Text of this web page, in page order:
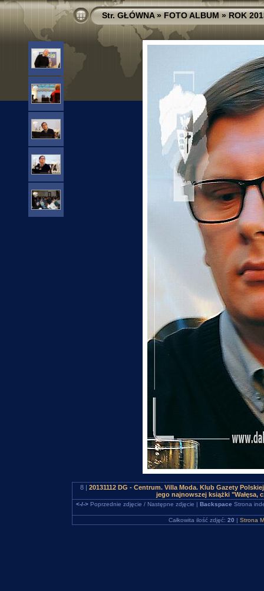
Str. GŁÓWNA»FOTO ALBUM»ROK
8 | 20131112 DG - Centrum. Villa Moda. Klub Gazety
jego najnowszej książki "Wałęsa,
<-/->Poprzednie zdjęcie / Następne zdjęcie | Backspace Strona
Całkowita ilość zdjęć: 20 | Strona